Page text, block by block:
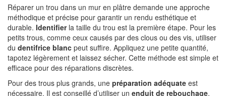
Réparer un trou dans un mur en plâtre demande une approche
méthodique et précise pour garantir un rendu esthétique et
durable. Identifierla taille du trou est la première étape. Pour les
petits trous, comme ceux causés par des clous ou des vis, utiliser
du dentifrice blanc peut suffire. Appliquez une petite quantité,
tapotez légèrement et laissez sécher. Cette méthode est simple et
efficace pour des réparations discrètes.
Pour des trous plus grands, une préparation adéquate est
nécessaire. Il est conseillé d’utiliser un enduit de rebouchage,